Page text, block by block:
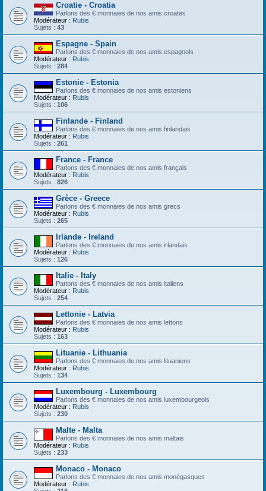
Croatie - Croatia
Parlons des € monnaies de nos amis croates
Modérateur : Rubis
Sujets : 43
Espagne - Spain
Parlons des € monnaies de nos amis espagnols
Modérateur : Rubis
Sujets : 284
Estonie - Estonia
Parlons des € monnaies de nos amis estoniens
Modérateur : Rubis
Sujets : 106
Finlande - Finland
Parlons des € monnaies de nos amis finlandais
Modérateur : Rubis
Sujets : 261
France - France
Parlons des € monnaies de nos amis français
Modérateur : Rubis
Sujets : 826
Grèce - Greece
Parlons des € monnaies de nos amis grecs
Modérateur : Rubis
Sujets : 265
Irlande - Ireland
Parlons des € monnaies de nos amis irlandais
Modérateur : Rubis
Sujets : 126
Italie - Italy
Parlons des € monnaies de nos amis italiens
Modérateur : Rubis
Sujets : 254
Lettonie - Latvia
Parlons des € monnaies de nos amis lettons
Modérateur : Rubis
Sujets : 163
Lituanie - Lithuania
Parlons des € monnaies de nos amis lituaniens
Modérateur : Rubis
Sujets : 134
Luxembourg - Luxembourg
Parlons des € monnaies de nos amis luxembourgeois
Modérateur : Rubis
Sujets : 230
Malte - Malta
Parlons des € monnaies de nos amis maltais
Modérateur : Rubis
Sujets : 233
Monaco - Monaco
Parlons des € monnaies de nos amis monégasques
Modérateur : Rubis